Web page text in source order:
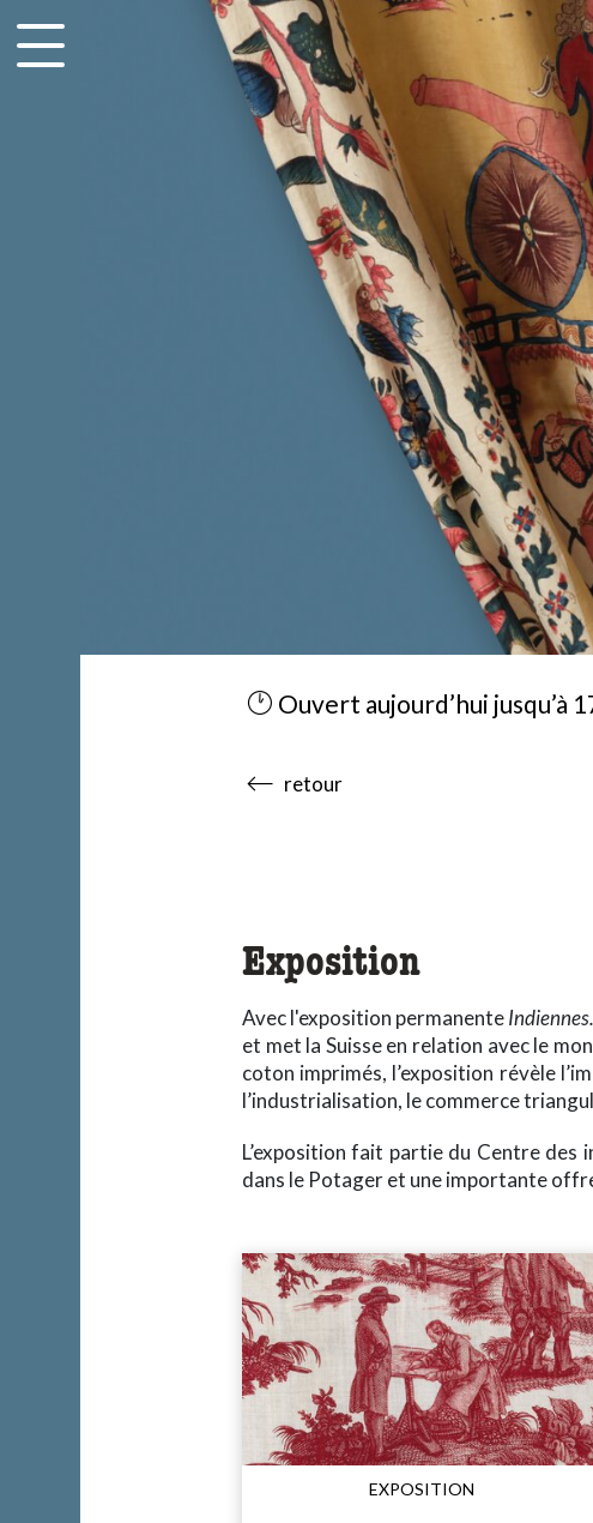
accessibility.menu
Ouvert aujourd’hui jusqu’à
accessibility.sr-only.body-
retour
Exposition
Avec l'exposition permanente
et met la Suisse en relation avec le
coton imprimés, l’exposition révèle
l’industrialisation, le commerce
L’exposition fait partie du Centre des
dans le Potager et une importante
EXPOSITION